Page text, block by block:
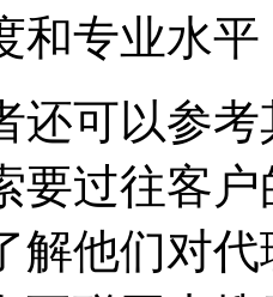
和专业水
还可以参
要过往客
解他们对